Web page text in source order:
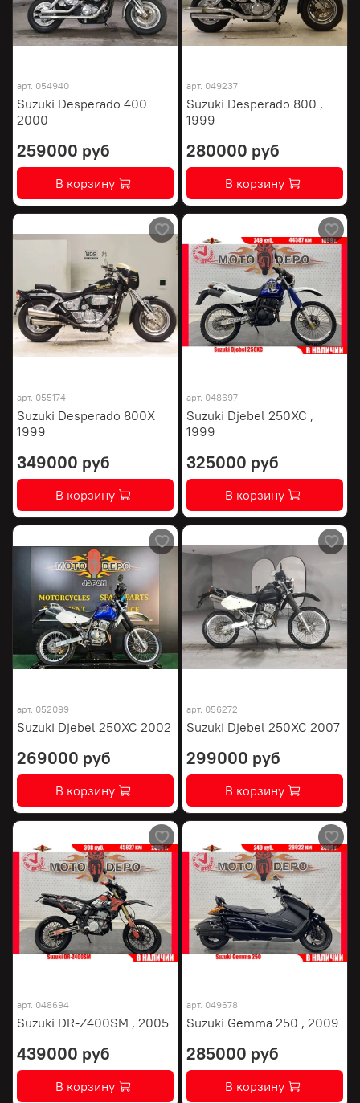
арт. 054940
Suzuki Desperado 400
2000
259000 руб
В корзину
арт. 049237
Suzuki Desperado 800 ,
1999
280000 руб
В корзину
арт. 055174
Suzuki Desperado 800X
1999
349000 руб
В корзину
арт. 048697
Suzuki Djebel 250XC ,
1999
325000 руб
В корзину
арт. 052099
Suzuki Djebel 250XC 2002
269000 руб
В корзину
арт. 056272
Suzuki Djebel 250XC 2007
299000 руб
В корзину
арт. 048694
Suzuki DR-Z400SM , 2005
439000 руб
В корзину
арт. 049678
Suzuki Gemma 250 , 2009
285000 руб
В корзину